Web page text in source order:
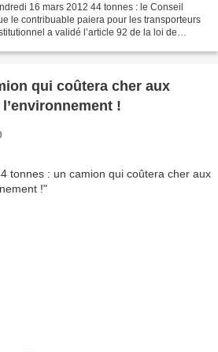
16 mars 2012 44 tonnes : le Conseil
le contribuable paiera pour les transporteurs
a validé l’article 92 de la loi de
qui coûtera cher aux
!